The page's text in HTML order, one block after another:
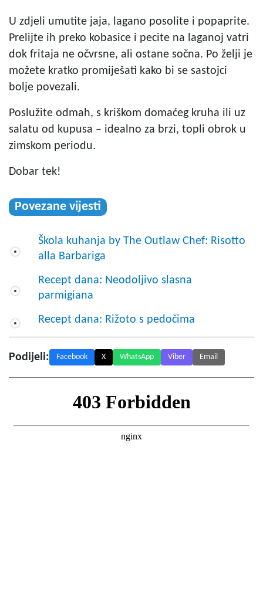
U zdjeli umutite jaja, lagano posolite i popaprite.
Prelijte ih preko kobasice i pecite na laganoj vatri
dok fritaja ne očvrsne, ali ostane sočna. Po želji je
možete kratko promiješati kako bi se sastojci
bolje povezali.
Poslužite odmah, s kriškom domaćeg kruha ili uz
salatu od kupusa – idealno za brzi, topli obrok u
zimskom periodu.
Dobar tek!
Povezane vijesti
Škola kuhanja by The Outlaw Chef: Risotto
alla Barbariga
Recept dana: Neodoljivo slasna
parmigiana
Recept dana: Rižoto s pedočima
Podijeli: Facebook X WhatsApp Viber Email